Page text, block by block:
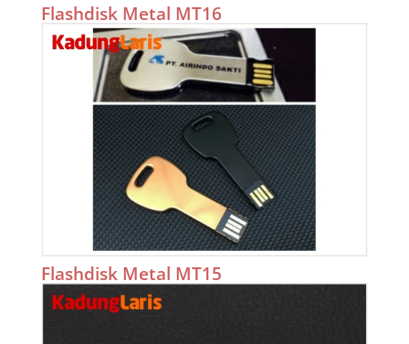
Flashdisk Metal MT16
Flashdisk Metal MT15